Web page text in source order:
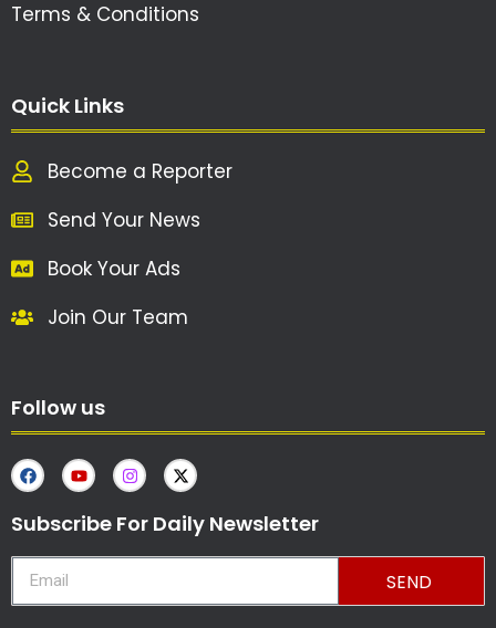
Terms & Conditions
Quick Links
Become a Reporter
Send Your News
Book Your Ads
Join Our Team
Follow us
Subscribe For Daily Newsletter
SEND